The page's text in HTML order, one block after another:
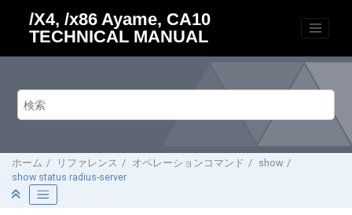
/X4, /x86 Ayame, CA10
TECHNICAL MANUAL
ホーム リファレンス オペレーションコマンド
show
show status radius-server